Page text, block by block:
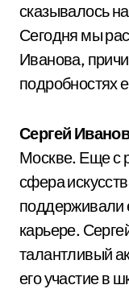
сказывалось
Сегодня мы
Иванова,
подробностях
Сергей
Москве. Еще с
сфера
поддерживали
карьере.
талантливый
его участие в